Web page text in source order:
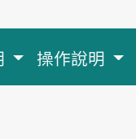
操作說明